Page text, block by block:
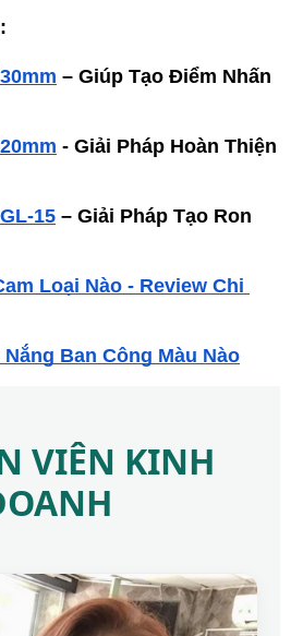
– Giúp Tạo Điểm Nhấn
- Giải Pháp Hoàn Thiện
15 – Giải Pháp Tạo Ron
Loại Nào - Review Chi
Ban Công Màu Nào
VIÊN KINH